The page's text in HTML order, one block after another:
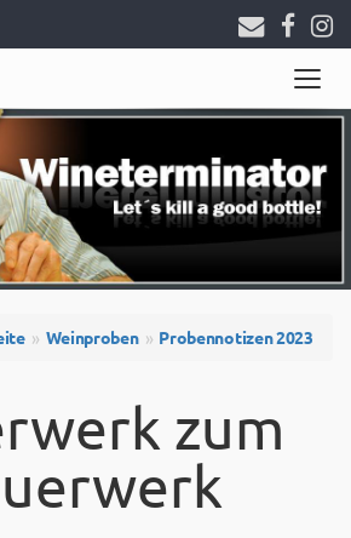
Weinproben Probennotizen 2023
zum